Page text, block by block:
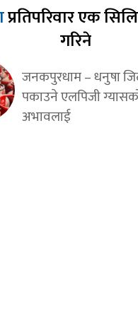
प्रतिपरिवार एक
गरिने
जनकपुरधाम – धनुषा
पकाउने एलपिजी
अभावलाई